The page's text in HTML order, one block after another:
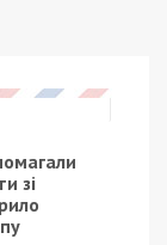
зі